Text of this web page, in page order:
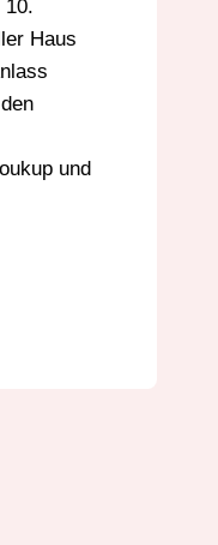
10.
Haus
und